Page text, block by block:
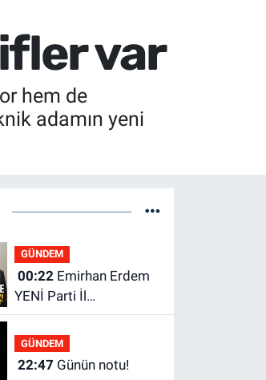
var
hem de
adamın yeni
GÜNDEM
00:22Emirhan Erdem
YENİ Parti İl
yönetiminden neden
yok?
GÜNDEM
22:47 Günün notu!